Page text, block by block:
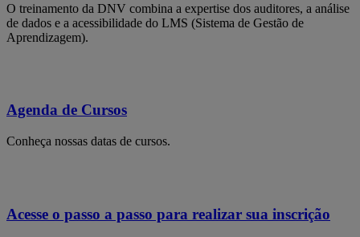
O treinamento da DNV combina a expertise dos auditores, a análise
de dados e a acessibilidade do LMS (Sistema de Gestão de
Aprendizagem).
Agenda de Cursos
Conheça nossas datas de cursos.
Acesse o passo a passo para realizar sua inscrição